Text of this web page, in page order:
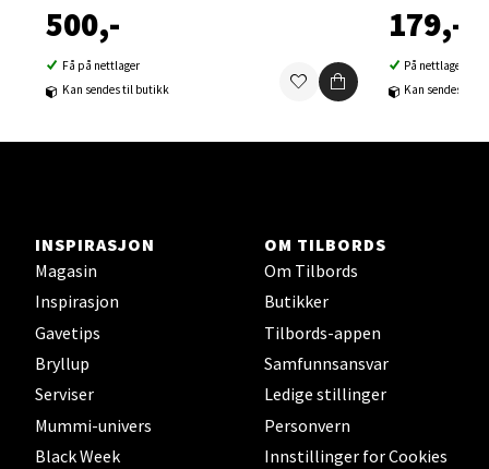
500,-
Få på nettlager
Kan sendes til butikk
179,-
På nettlager
Kan sendes til
INSPIRASJON
Magasin
Inspirasjon
Gavetips
Bryllup
Serviser
Mummi-univers
Black Week
OM TILBORDS
Om Tilbords
Butikker
Tilbords-appen
Samfunnsansvar
Ledige stillinger
Personvern
Innstillinger for Cookies
Åpent i dag 10-21
Strangata 26, 8400 Sortland
Åpent i dag 10-19
0 i butikk